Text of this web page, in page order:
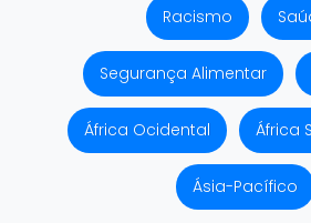
Racismo
Segurança Alimentar
África Ocidental África
Ásia-Pacífico